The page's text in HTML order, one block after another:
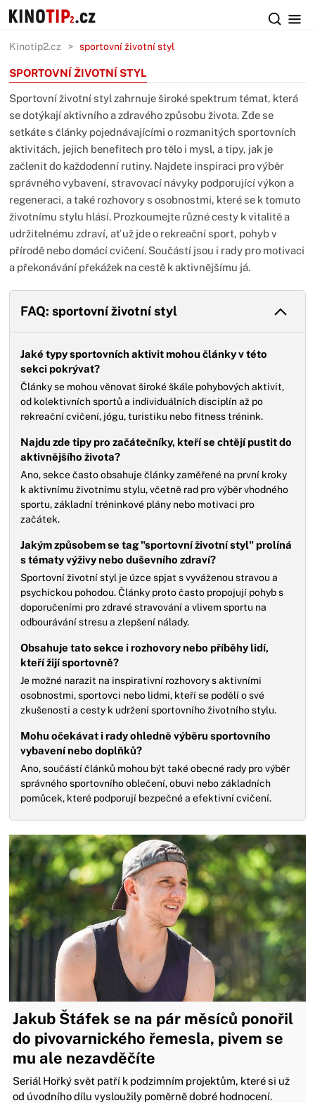
Kinotip2.cz sportovní životní styl
SPORTOVNÍ ŽIVOTNÍ STYL
Sportovní životní styl zahrnuje široké spektrum témat, která
se dotýkají aktivního a zdravého způsobu života. Zde se
setkáte s články pojednávajícími o rozmanitých sportovních
aktivitách, jejich benefitech pro tělo i mysl, a tipy, jak je
začlenit do každodenní rutiny. Najdete inspiraci pro výběr
správného vybavení, stravovací návyky podporující výkon a
regeneraci, a také rozhovory s osobnostmi, které se k tomuto
životnímu stylu hlásí. Prozkoumejte různé cesty k vitalitě a
udržitelnému zdraví, ať už jde o rekreační sport, pohyb v
přírodě nebo domácí cvičení. Součástí jsou i rady pro motivaci
a překonávání překážek na cestě k aktivnějšímu já.
FAQ: sportovní životní styl
Jaké typy sportovních aktivit mohou články v této
sekci pokrývat?
Články se mohou věnovat široké škále pohybových aktivit,
od kolektivních sportů a individuálních disciplín až po
rekreační cvičení, jógu, turistiku nebo fitness trénink.
Najdu zde tipy pro začátečníky, kteří se chtějí pustit do
aktivnějšího života?
Ano, sekce často obsahuje články zaměřené na první kroky
k aktivnímu životnímu stylu, včetně rad pro výběr vhodného
sportu, základní tréninkové plány nebo motivaci pro
začátek.
Jakým způsobem se tag "sportovní životní styl" prolíná
s tématy výživy nebo duševního zdraví?
Sportovní životní styl je úzce spjat s vyváženou stravou a
psychickou pohodou. Články proto často propojují pohyb s
doporučeními pro zdravé stravování a vlivem sportu na
odbourávání stresu a zlepšení nálady.
Obsahuje tato sekce i rozhovory nebo příběhy lidí,
kteří žijí sportovně?
Je možné narazit na inspirativní rozhovory s aktivními
osobnostmi, sportovci nebo lidmi, kteří se podělí o své
zkušenosti a cesty k udržení sportovního životního stylu.
Mohu očekávat i rady ohledně výběru sportovního
vybavení nebo doplňků?
Ano, součástí článků mohou být také obecné rady pro výběr
správného sportovního oblečení, obuvi nebo základních
pomůcek, které podporují bezpečné a efektivní cvičení.
Jakub Štáfek se na pár měsíců ponořil
do pivovarnického řemesla, pivem se
mu ale nezavděčíte
Seriál Hořký svět patří k podzimním projektům, které si už
od úvodního dílu vysloužily poměrně dobré hodnocení.